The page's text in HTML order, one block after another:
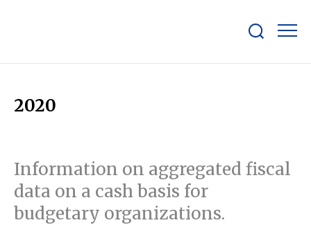
bar
2020
Information on aggregated fiscal
data on a cash basis for
budgetary organizations.